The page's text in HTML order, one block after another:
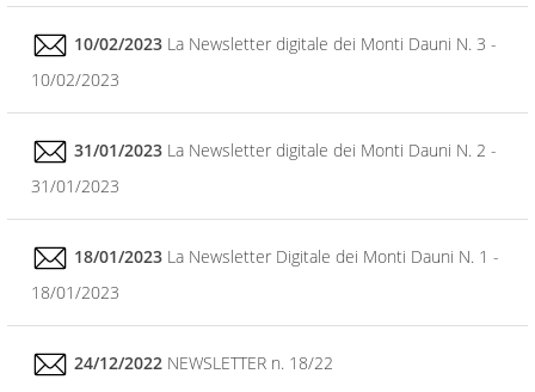
10/02/2023 La Newsletter digitale dei Monti Dauni N. 3 -
10/02/2023
31/01/2023 La Newsletter digitale dei Monti Dauni N. 2 -
31/01/2023
18/01/2023 La Newsletter Digitale dei Monti Dauni N. 1 -
18/01/2023
24/12/2022 NEWSLETTER n. 18/22